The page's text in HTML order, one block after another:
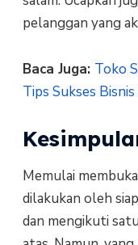
pelanggan yang
Baca Juga: Toko
Tips Sukses
Memulai
dilakukan oleh
dan mengikuti